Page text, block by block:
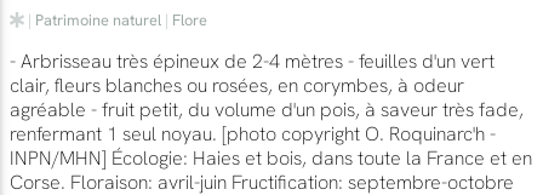
| Patrimoine naturel | Flore
- Arbrisseau très épineux de 2-4 mètres - feuilles d'un vert
clair, fleurs blanches ou rosées, en corymbes, à odeur
agréable - fruit petit, du volume d'un pois, à saveur très fade,
renfermant 1 seul noyau. [photo copyright O. Roquinarc'h -
INPN/MHN] Écologie: Haies et bois, dans toute la France et en
Corse. Floraison: avril-juin Fructification: septembre-octobre